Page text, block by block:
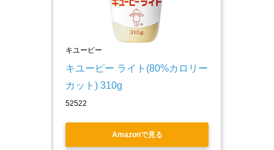
キユーピー
キユーピー ライト(80%カロリー
カット) 310g
52522
Amazonで見る